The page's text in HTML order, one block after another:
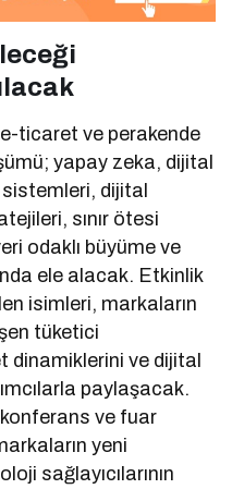
ticaret ve perakende
yapay zeka, dijital
dijital
sınır ötesi
odaklı büyüme ve
ele alacak. Etkinlik
isimleri, markaların
tüketici
dinamiklerini ve dijital
paylaşacak.
ve fuar
yeni
sağlayıcılarının